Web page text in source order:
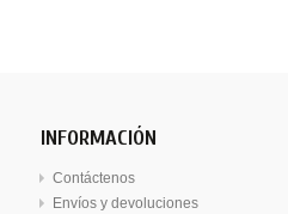
INFORMACIÓN
Contáctenos
Envíos y devoluciones